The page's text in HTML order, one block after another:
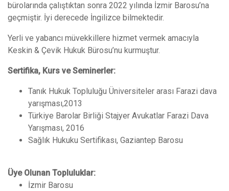
bürolarında çalıştıktan sonra 2022 yılında İzmir Barosu’na
geçmiştir. İyi derecede İngilizce bilmektedir.
Yerli ve yabancı müvekkillere hizmet vermek amacıyla
Keskin & Çevik Hukuk Bürosu’nu kurmuştur.
Sertifika, Kurs ve Seminerler:
Tanık Hukuk Topluluğu Üniversiteler arası Farazi dava
yarışması,2013
Türkiye Barolar Birliği Stajyer Avukatlar Farazi Dava
Yarışması, 2016
Sağlık Hukuku Sertifikası, Gaziantep Barosu
Üye Olunan Topluluklar:
İzmir Barosu